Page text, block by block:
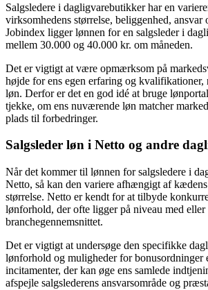
Salgsledere i dagligvarebutikker har en
virksomhedens størrelse, beliggenhed,
Jobindex ligger lønnen for en salgsleder i
mellem 30.000 og 40.000 kr. om måneden.
Det er vigtigt at være opmærksom på
højde for ens egen erfaring og kvalifikationer,
løn. Derfor er det en god idé at bruge
tjekke, om ens nuværende løn matcher
plads til forbedringer.
Salgsleder løn i Netto og andre
Når det kommer til lønnen for salgsledere i
Netto, så kan den variere afhængigt af
størrelse. Netto er kendt for at tilbyde
lønforhold, der ofte ligger på niveau med eller
branchegennemsnittet.
Det er vigtigt at undersøge den specifikke
lønforhold og muligheder for bonusordninger
incitamenter, der kan øge ens samlede
afspejle salgslederens ansvarsområde og